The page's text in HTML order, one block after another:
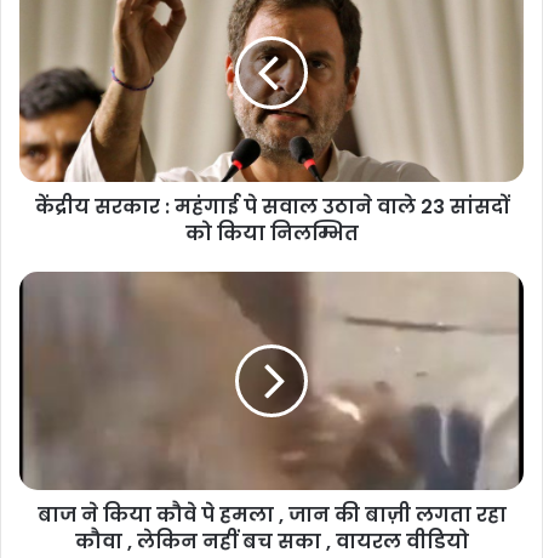
केंद्रीय सरकार : महंगाई पे सवाल उठाने वाले 23 सांसदों
को किया निलम्भित
बाज ने किया कौवे पे हमला , जान की बाज़ी लगता रहा
कौवा , लेकिन नहीं बच सका , वायरल वीडियो